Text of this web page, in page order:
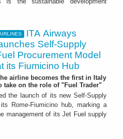
ITA Airways
Self-Supply
Procurement Model
its Fiumicino Hub
airline becomes the first in Italy
take on the role of "Fuel Trader"
the launch of its new Self-Supply
Rome-Fiumicino hub, marking a
management of its Jet Fuel supply